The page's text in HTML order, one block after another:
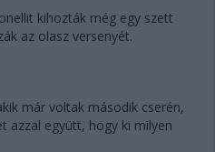
kihozták még egy szett
az olasz versenyét.
már voltak második cserén,
azzal együtt, hogy ki milyen